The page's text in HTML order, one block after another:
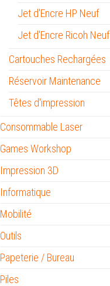
Jet d'Encre HP Neuf
Jet d'Encre Ricoh Neuf
Cartouches Rechargées
Réservoir Maintenance
Têtes d'impression
Consommable Laser
Games Workshop
Impression 3D
Informatique
Mobilité
Outils
Papeterie / Bureau
Piles